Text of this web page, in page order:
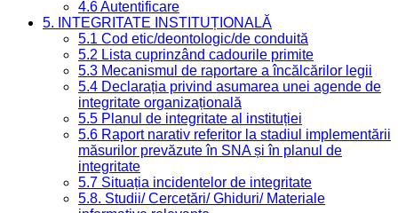
4.6 Autentificare
5. INTEGRITATE INSTITUȚIONALĂ
5.1 Cod etic/deontologic/de conduită
5.2 Lista cuprinzând cadourile primite
5.3 Mecanismul de raportare a încălcărilor legii
5.4 Declarația privind asumarea unei agende de
integritate organizațională
5.5 Planul de integritate al instituției
5.6 Raport narativ referitor la stadiul implementării
măsurilor prevăzute în SNA și în planul de
integritate
5.7 Situația incidentelor de integritate
5.8. Studii/ Cercetări/ Ghiduri/ Materiale